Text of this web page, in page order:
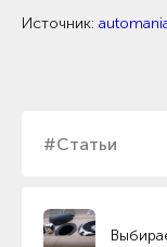
#Статьи
Источник: